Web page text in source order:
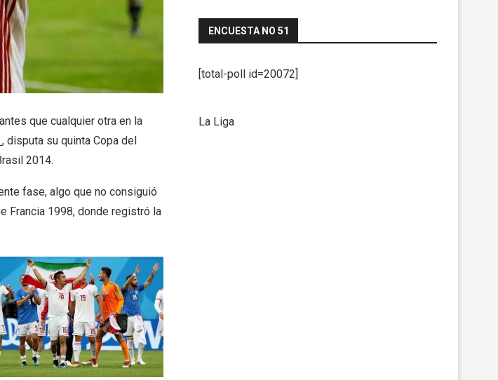
que cualquier otra en la
, disputa su quinta Copa del
2014.
fase, algo que no consiguió
Francia 1998, donde registró la
ENCUESTA NO 51
[total-poll id=20072]
La Liga